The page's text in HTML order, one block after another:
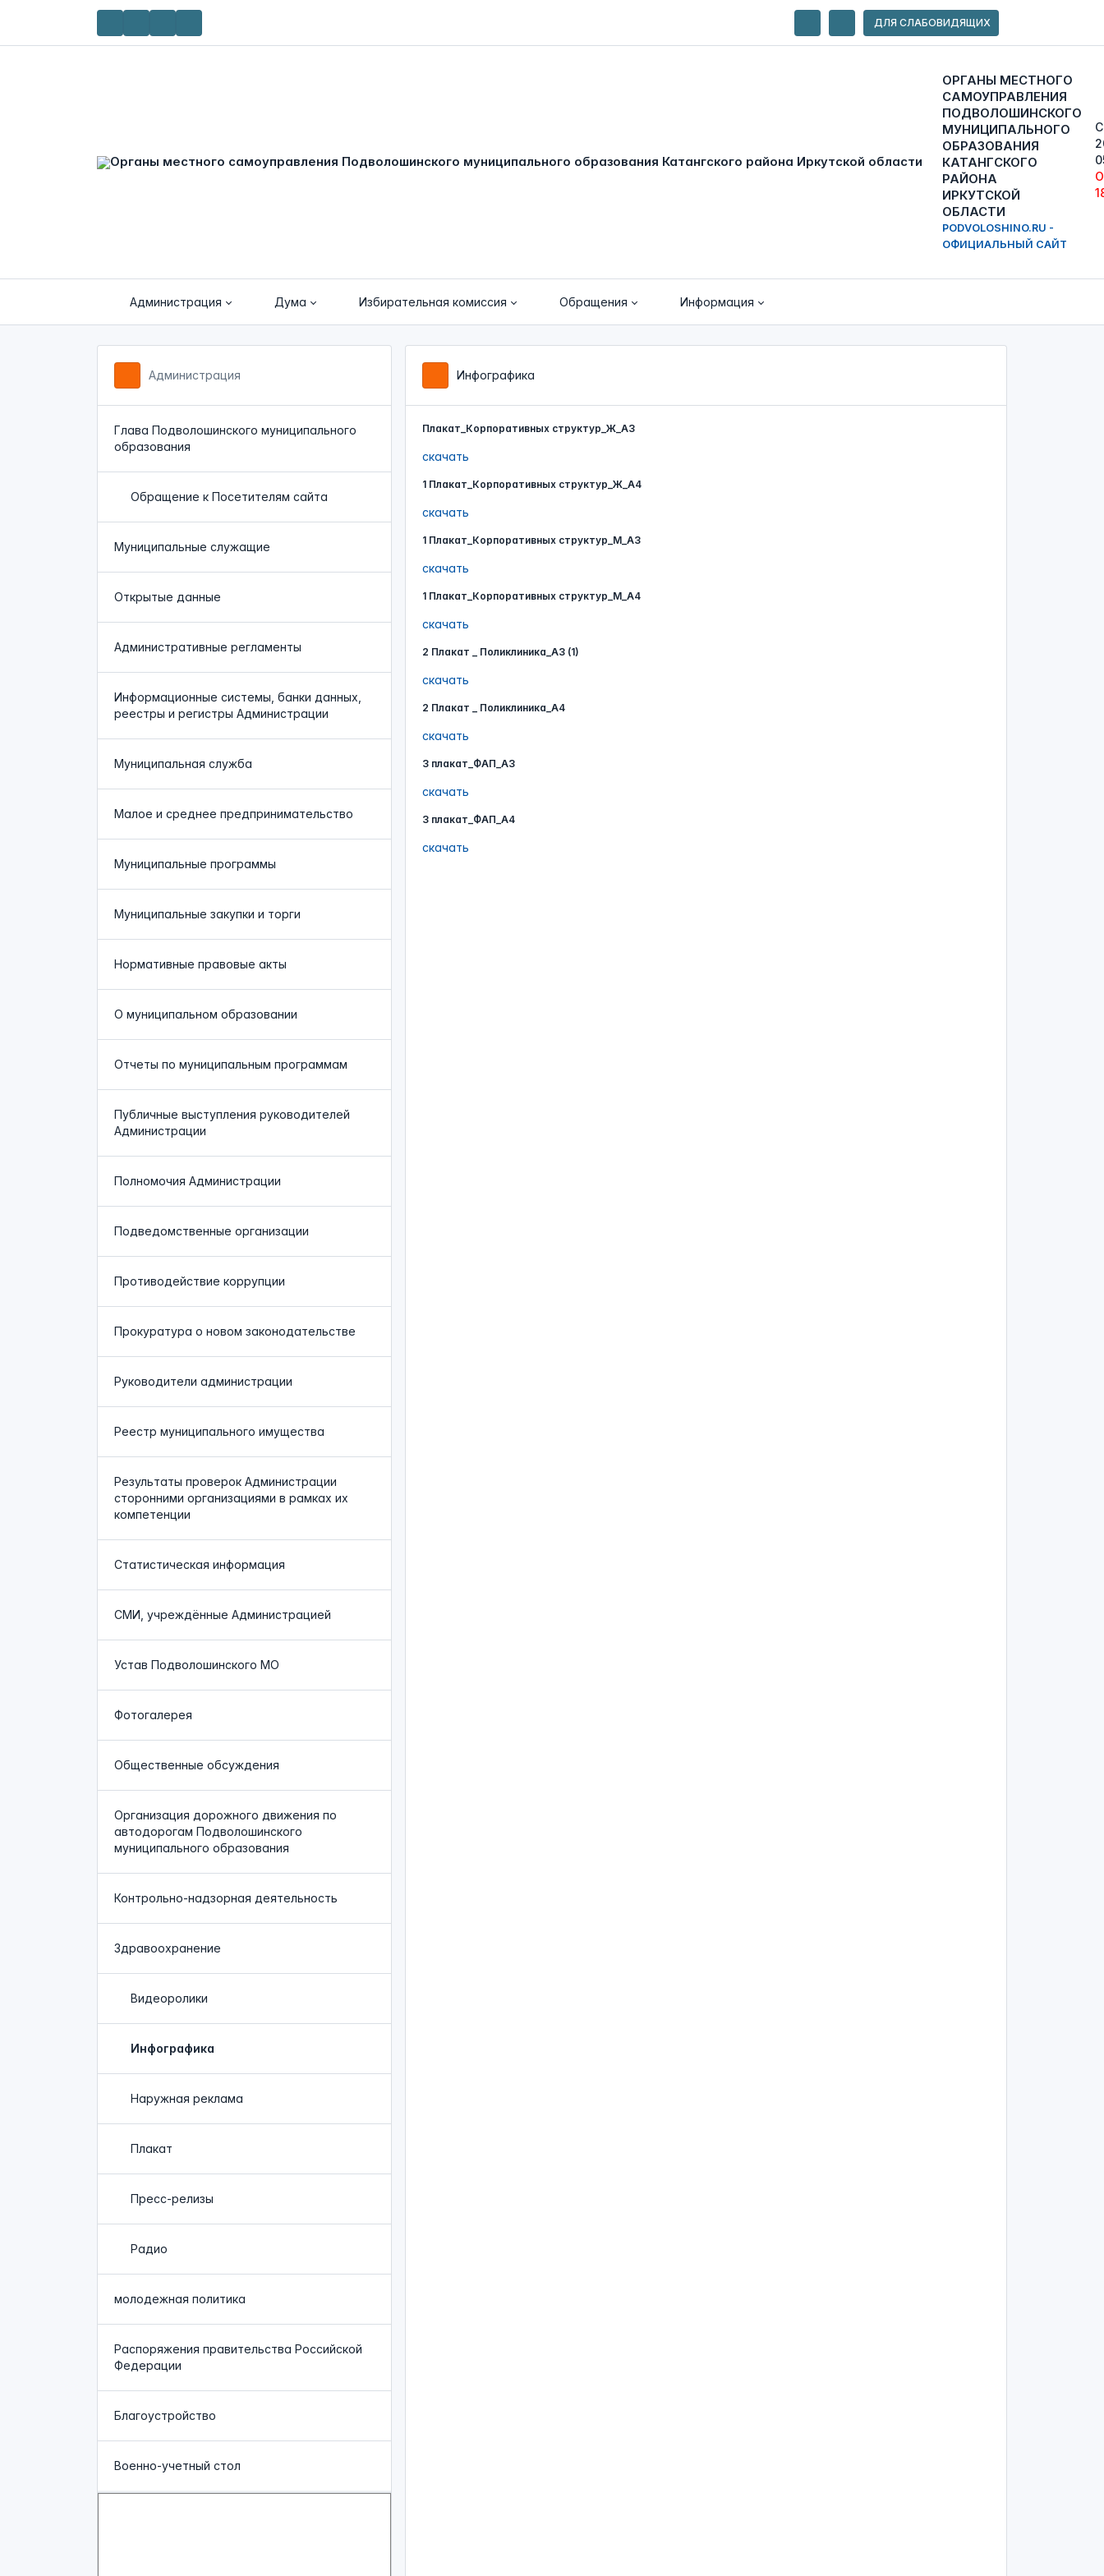
ДЛЯ СЛАБОВИДЯЩИХ
ОРГАНЫ МЕСТНОГО
САМОУПРАВЛЕНИЯ
ПОДВОЛОШИНСКОГО
МУНИЦИПАЛЬНОГО
ОБРАЗОВАНИЯ
КАТАНГСКОГО
РАЙОНА
ИРКУТСКОЙ
ОБЛАСТИ
PODVOLOSHINO.RU -
ОФИЦИАЛЬНЫЙ САЙТ
Администрация Дума Избирательная комиссия Обращения Информация
Администрация
Глава Подволошинского муниципального
образования
Обращение к Посетителям сайта
Муниципальные служащие
Открытые данные
Административные регламенты
Информационные системы, банки данных,
реестры и регистры Администрации
Муниципальная служба
Малое и среднее предпринимательство
Муниципальные программы
Муниципальные закупки и торги
Нормативные правовые акты
О муниципальном образовании
Отчеты по муниципальным программам
Публичные выступления руководителей
Администрации
Полномочия Администрации
Подведомственные организации
Противодействие коррупции
Прокуратура о новом законодательстве
Руководители администрации
Реестр муниципального имущества
Результаты проверок Администрации
сторонними организациями в рамках их
компетенции
Статистическая информация
СМИ, учреждённые Администрацией
Устав Подволошинского МО
Фотогалерея
Общественные обсуждения
Организация дорожного движения по
автодорогам Подволошинского
муниципального образования
Контрольно-надзорная деятельность
Здравоохранение
Видеоролики
Инфографика
Наружная реклама
Плакат
Пресс-релизы
Радио
молодежная политика
Распоряжения правительства Российской
Федерации
Благоустройство
Военно-учетный стол
Инфографика
Плакат_Корпоративных структур_Ж_А3
скачать
1 Плакат_Корпоративных структур_Ж_А4
скачать
1 Плакат_Корпоративных структур_М_А3
скачать
1 Плакат_Корпоративных структур_М_А4
скачать
2 Плакат _ Поликлиника_А3 (1)
скачать
2 Плакат _ Поликлиника_А4
скачать
3 плакат_ФАП_А3
скачать
3 плакат_ФАП_А4
скачать